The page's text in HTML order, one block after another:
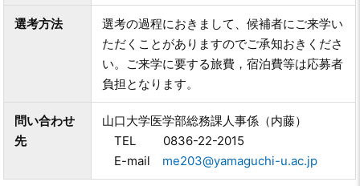
選考方法
選考の過程におきまして、候補者にご来学い
ただくことがありますのでご承知おきくださ
い。ご来学に要する旅費，宿泊費等は応募者
負担となります。
問い合わせ
先
山口大学医学部総務課人事係（内藤）
TEL 0836-22-2015
E-mail
me203@yamaguchi-u.ac.jp